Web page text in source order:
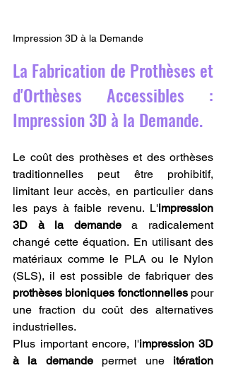
Impression 3D à la Demande
La Fabrication de Prothèses et
d'Orthèses Accessibles :
Impression 3D à la Demande.
Le coût des prothèses et des orthèses
traditionnelles peut être prohibitif,
limitant leur accès, en particulier dans
les pays à faible revenu. L'impression
3D à la demande a radicalement
changé cette équation. En utilisant des
matériaux comme le PLA ou le Nylon
prothèses bioniques fonctionnelles pour
une fraction du coût des alternatives
industrielles.
Plus important encore, l'impression 3D
à la demande permet une itération